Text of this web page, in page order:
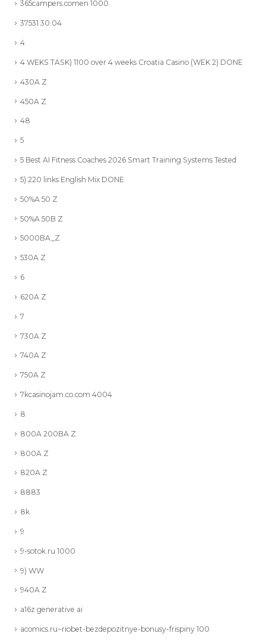
365campers.comen 1000
37531 30.04
4
4 WEKS TASK) 1100 over 4 weeks Croatia Casino (WEK 2) DONE
430A Z
450A Z
48
5
5 Best AI Fitness Coaches 2026 Smart Training Systems Tested
5) 220 links English Mix DONE
50%A 50 Z
50%A 50B Z
5000BA_Z
530A Z
6
620A Z
7
730A Z
740A Z
750A Z
7kcasinojam.co.com 4004
8
800A 200BA Z
800A Z
820A Z
8883
8k
9
9-sotok.ru 1000
9) WW
940A Z
a16z generative ai
acomics.ru~riobet-bezdepozitnye-bonusy-frispiny 100